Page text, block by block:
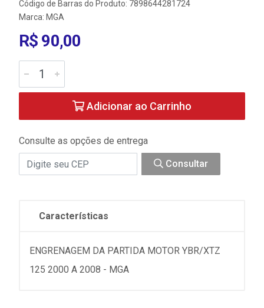
Código de Barras do Produto: 7898644281724
Marca: MGA
R$ 90,00
Adicionar ao Carrinho
Consulte as opções de entrega
Consultar
Características
ENGRENAGEM DA PARTIDA MOTOR YBR/XTZ
125 2000 A 2008 - MGA